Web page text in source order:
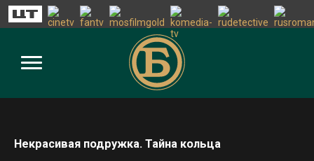
Некрасивая подружка. Тайна кольца